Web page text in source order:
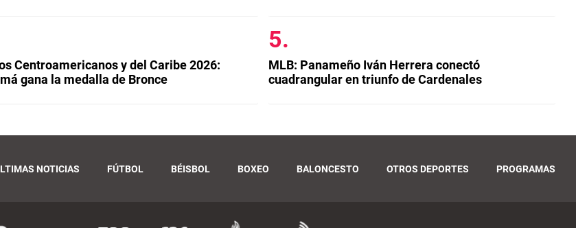
Centroamericanos y del Caribe 2026:
gana la medalla de Bronce
MLB: Panameño Iván Herrera conectó
cuadrangular en triunfo de Cardenales
NOTICIAS FÚTBOL BÉISBOL BOXEO BALONCESTO OTROS DEPORTES PROGRAMAS